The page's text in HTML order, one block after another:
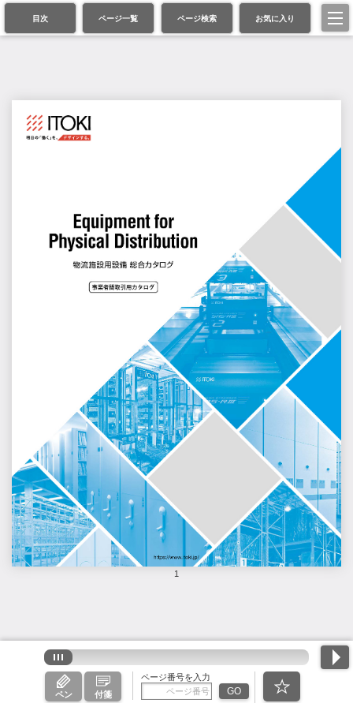
目次 ページ一覧 ページ検索 お気に入り
1
ペン 付箋
ページ番号を入力
GO